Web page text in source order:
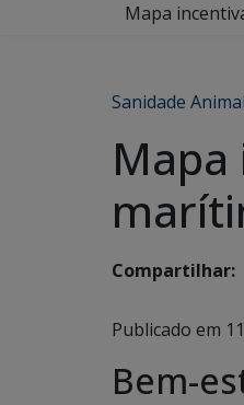
Mapa
Sanidade Animal
Compartilhar:
Publicado em
Bem-